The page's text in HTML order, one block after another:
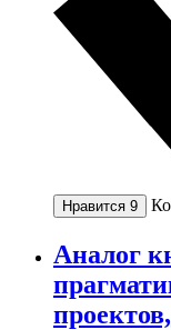
Нравится 9
Аналог